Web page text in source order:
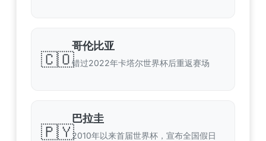
🇨🇴
哥伦比亚
错过2022年卡塔尔世界杯后重返赛场
🇵🇾
巴拉圭
2010年以来首届世界杯，宣布全国假日